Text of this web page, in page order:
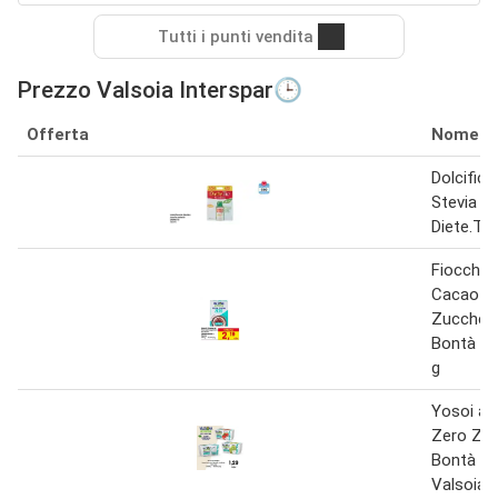
Tutti i punti vendita
Prezzo Valsoia Interspar🕒
Offerta Nome
Stevia
Fiocchi
Cacao
Bontà e
g
Yosoi
Zero
Bontà e
Valsoia